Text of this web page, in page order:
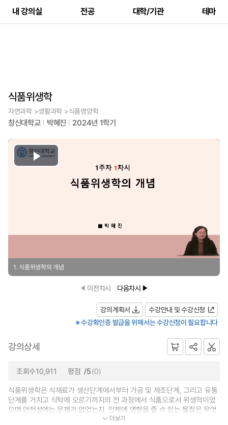
내 강의실 전공 대학/기관 테마
식품위생학
자연과학 >생활과학 >식품영양학
창신대학교 박혜진 2024년 1학기
Play
Video
1. 식품위생학의 개념
이전차시 다음차시
강의계획서
수강안내 및 수강신청
※ 수강확인증 발급을 위해서는 수강신청이 필요합니다
강의상세
조회수10,911 평점 /5(0)
식품위생학은 식재료가 생산단계에서부터 가공 및 제조단계, 그리고 유통
단계를 거치고 식탁에 오르기까지의 전 과정에서 식품으로서 위생적이었
으며 안전성에는 문제가 없었는지, 인체에 영향을 줄 수 있는 물질은 무엇
이며 어느 정도의 수분으로 함유되...더보기